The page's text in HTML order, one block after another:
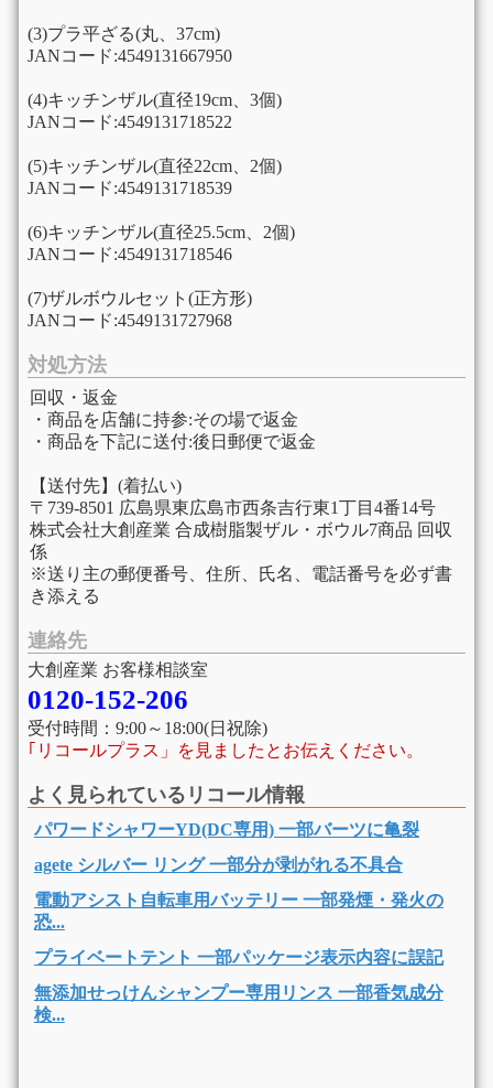
(3)プラ平ざる(丸、37cm)
JANコード:4549131667950
(4)キッチンザル(直径19cm、3個)
JANコード:4549131718522
(5)キッチンザル(直径22cm、2個)
JANコード:4549131718539
(6)キッチンザル(直径25.5cm、2個)
JANコード:4549131718546
(7)ザルボウルセット(正方形)
JANコード:4549131727968
対処方法
回収・返金
・商品を店舗に持参:その場で返金
・商品を下記に送付:後日郵便で返金
【送付先】(着払い)
〒739-8501 広島県東広島市西条吉行東1丁目4番14号
株式会社大創産業 合成樹脂製ザル・ボウル7商品 回収
係
※送り主の郵便番号、住所、氏名、電話番号を必ず書
き添える
連絡先
大創産業 お客様相談室
0120-152-206
受付時間：9:00～18:00(日祝除)
｢リコールプラス」を見ましたとお伝えください。
よく見られているリコール情報
パワードシャワーYD(DC専用) 一部バーツに亀裂
agete シルバー リング 一部分が剥がれる不具合
電動アシスト自転車用バッテリー 一部発煙・発火の
恐...
プライベートテント 一部パッケージ表示内容に誤記
無添加せっけんシャンプー専用リンス 一部香気成分
検...